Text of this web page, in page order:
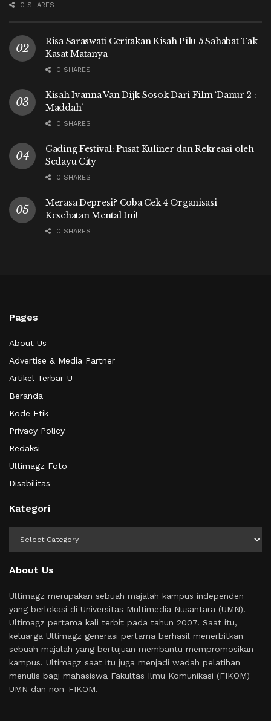
0 SHARES
Risa Saraswati Ceritakan Kisah Pilu 5 Sahabat Tak
Kasat Matanya
0 SHARES
Kisah Ivanna Van Dijk Sosok Dari Film ‘Danur 2 :
Maddah’
0 SHARES
Gading Festival: Pusat Kuliner dan Rekreasi oleh
Sedayu City
0 SHARES
Merasa Depresi? Coba Cek 4 Organisasi
Kesehatan Mental Ini!
0 SHARES
Pages
About Us
Advertise & Media Partner
Artikel Terbar-U
Beranda
Kode Etik
Privacy Policy
Redaksi
Ultimagz Foto
Disabilitas
Kategori
About Us
Ultimagz merupakan sebuah majalah kampus independen
yang berlokasi di Universitas Multimedia Nusantara (UMN).
Ultimagz pertama kali terbit pada tahun 2007. Saat itu,
keluarga Ultimagz generasi pertama berhasil menerbitkan
sebuah majalah yang bertujuan membantu mempromosikan
kampus. Ultimagz saat itu juga menjadi wadah pelatihan
menulis bagi mahasiswa Fakultas Ilmu Komunikasi (FIKOM)
UMN dan non-FIKOM.